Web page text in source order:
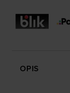
OPIS